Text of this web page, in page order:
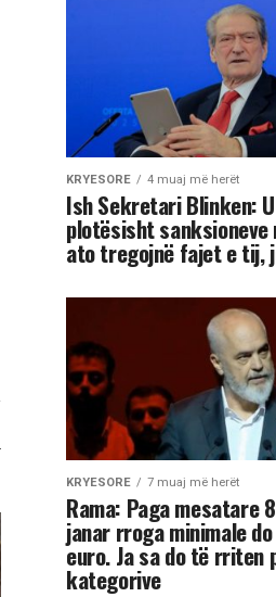
KRYESORE 4 muaj më herët
Ish Sekretari Blinken:
plotësisht sanksioneve
ato tregojnë fajet e tij,
KRYESORE 7 muaj më herët
Rama: Paga mesatare
janar rroga minimale
euro. Ja sa do të rriten
kategorive